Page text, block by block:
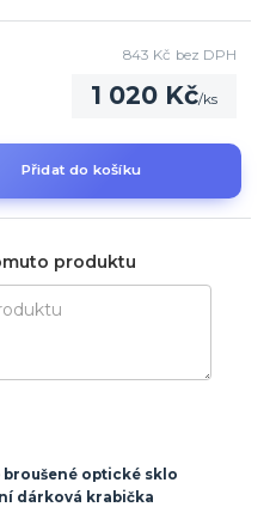
1 020 Kč/ks
843 Kč bez DPH
Přidat do košíku
produktu
broušené optické sklo
dárková krabička